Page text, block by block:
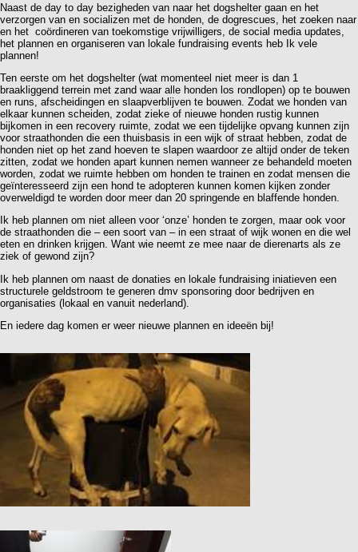
Naast de day to day bezigheden van naar het dogshelter gaan en het
verzorgen van en socializen met de honden, de dogrescues, het zoeken naar
en het coördineren van toekomstige vrijwilligers, de social media updates,
het plannen en organiseren van lokale fundraising events heb Ik vele
plannen!
Ten eerste om het dogshelter (wat momenteel niet meer is dan 1
braakliggend terrein met zand waar alle honden los rondlopen) op te bouwen
en runs, afscheidingen en slaapverblijven te bouwen. Zodat we honden van
elkaar kunnen scheiden, zodat zieke of nieuwe honden rustig kunnen
bijkomen in een recovery ruimte, zodat we een tijdelijke opvang kunnen zijn
voor straathonden die een thuisbasis in een wijk of straat hebben, zodat de
honden niet op het zand hoeven te slapen waardoor ze altijd onder de teken
zitten, zodat we honden apart kunnen nemen wanneer ze behandeld moeten
worden, zodat we ruimte hebben om honden te trainen en zodat mensen die
geïnteresseerd zijn een hond te adopteren kunnen komen kijken zonder
overweldigd te worden door meer dan 20 springende en blaffende honden.
Ik heb plannen om niet alleen voor ‘onze’ honden te zorgen, maar ook voor
de straathonden die – een soort van – in een straat of wijk wonen en die wel
eten en drinken krijgen. Want wie neemt ze mee naar de dierenarts als ze
ziek of gewond zijn?
Ik heb plannen om naast de donaties en lokale fundraising iniatieven een
structurele geldstroom te generen dmv sponsoring door bedrijven en
organisaties (lokaal en vanuit nederland).
En iedere dag komen er weer nieuwe plannen en ideeën bij!